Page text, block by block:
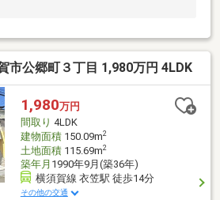
市公郷町３丁目 1,980万円 4LDK
1,980万円
間取り 4LDK
建物面積150.09m2
土地面積115.69m2
築年月 1990年9月(築36年)
横須賀線 衣笠駅 徒歩14分
その他の交通